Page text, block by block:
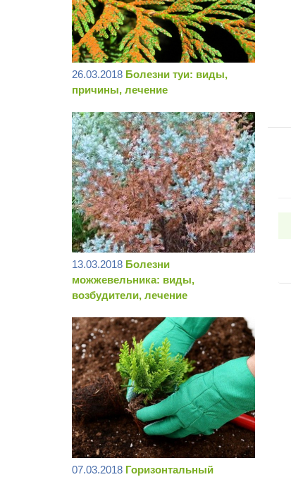
26.03.2018 Болезни туи: виды,
причины, лечение
13.03.2018 Болезни
можжевельника: виды,
возбудители, лечение
07.03.2018 Горизонтальный